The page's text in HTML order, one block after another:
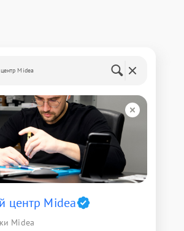
Midea
центр Midea
Midea